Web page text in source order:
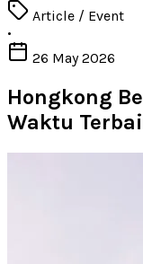
Article / Event
•
26 May 2026
Hongkong
Waktu